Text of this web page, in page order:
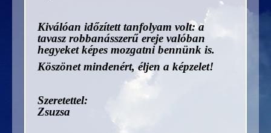
Kiválóan időzített tanfolyam volt: a
tavasz robbanásszerű ereje valóban
hegyeket képes mozgatni bennünk is.
Köszönet mindenért, éljen a képzelet!
Szeretettel:
Zsuzsa